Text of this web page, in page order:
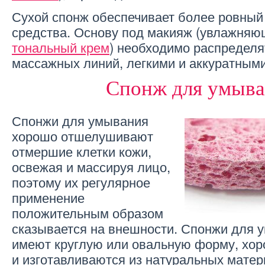
Сухой спонж обеспечивает более
средства. Основу под макияж
тональный крем) необходимо
массажных линий, легкими и
Спонж для
Спонжи для умывания
хорошо отшелушивают
отмершие клетки кожи,
освежая и массируя лицо,
поэтому их регулярное
применение
положительным образом
сказывается на внешности. Спонжи для
имеют круглую или овальную форму,
и изготавливаются из натуральных